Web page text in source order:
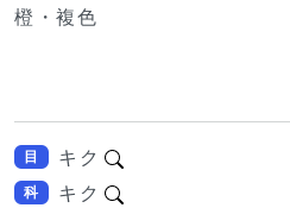
橙・複色
目 キク
科 キク